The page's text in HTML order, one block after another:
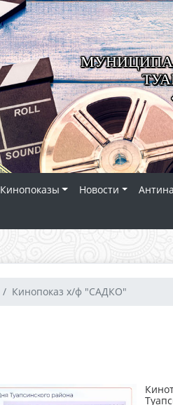
Кинопоказы Новости
Кинопоказ х/ф "САДКО"